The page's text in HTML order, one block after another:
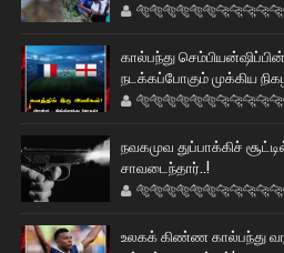
கால்பந்து
நடக்கப்போகும் முக்கிய
நவகமுவ துப்பாக்கிச்
சாவடைந்தார்..!
உலகக் கிண்ண கால்பந்து